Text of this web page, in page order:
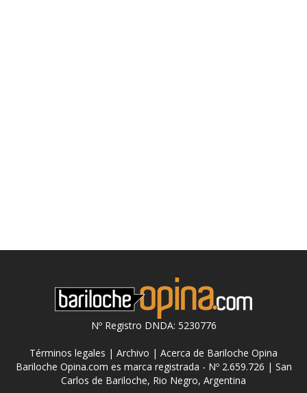
Nº Registro DNDA: 5230776
Términos legales | Archivo | Acerca de Bariloche Opina
Bariloche Opina.com es marca registrada - Nº 2.659.726 | San
Carlos de Bariloche, Rio Negro, Argentina